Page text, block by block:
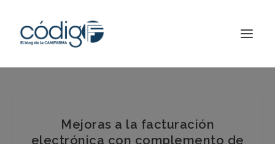
Mejoras a la facturación
electrónica con complemento de